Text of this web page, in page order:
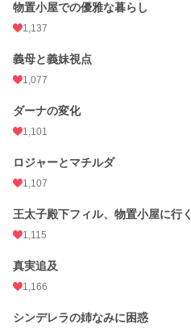
累計ポイント 1,021,464 pt (5,678 位)
物置小屋での優雅な暮らし
1,137
義母と義妹視点
1,077
ダーナの変化
1,101
ロジャーとマチルダ
1,107
王太子殿下フィル、物置小屋に行く
1,115
真実追及
1,166
シンデレラの姉なみに困惑